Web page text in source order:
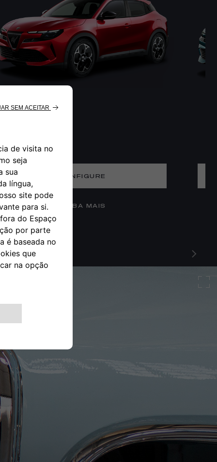
CONFIGURE
SAIBA MAIS